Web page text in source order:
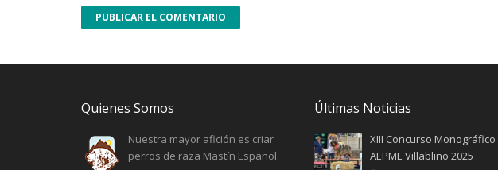
Quienes Somos
Nuestra mayor afición es criar
perros de raza Mastín Español.
Últimas Noticias
XIII Concurso Monográfico
AEPME Villablino 2025